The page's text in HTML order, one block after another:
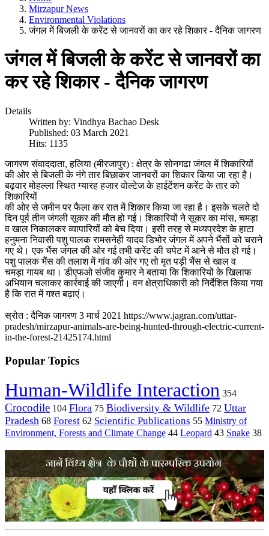
Mirzapur News
Environmental Violations
जंगल में बिजली के करेंट से जानवरों का कर रहे शिकार - दैनिक जागरण
जंगल में बिजली के करेंट से जानवरों का
कर रहे शिकार - दैनिक जागरण
Details
Written by: Vindhya Bachao Desk
Published: 03 March 2021
Hits: 1135
जागरण संवाददाता, हलिया (मीरजापुर) : क्षेत्र के सोनगढा जंगल में शिकारियों
की ओर से बिजली के नंगे तार बिछाकर जानवरों का शिकार किया जा रहा है।
बढ़वार मोहल्ला स्थित ग्यारह हजार वोल्टेज के हाईटेंशन करेंट के तार को
शिकारियों
की ओर से जमीन पर फैला कर रात में शिकार किया जा रहा है। इसके चलते दो
दिन पूर्व तीन जंगली सूकर की मौत हो गई। शिकारियों ने सूकर का मांस, चमड़ा
व खाल निकालकर व्यापारियों को बेच दिया। इसी तरह से मध्यप्रदेश के हाटा
हनुमना निवासी पशु पालक रामसनेही यादव डिभोर जंगल में अपने भैंसों को चराने
गए थे। एक भैंस जंगल की ओर गई तभी करेंट की चपेट में आने से मौत हो गई।
पशु पालक भैंस की तलाश में गांव की ओर गए तो मृत पड़ी भैंस से खाल व
चमड़ा गायब था। डीएफओ संजीव कुमार ने बताया कि शिकारियों के खिलाफ
अभियान चलाकर कार्रवाई की जाएगी। वन क्षेत्राधिकारी को निर्देशित किया गया
है कि रात में गश्त बढ़ाएं।
स्रोत : दैनिक जागरण 3 मार्च 2021 https://www.jagran.com/uttar-
pradesh/mirzapur-animals-are-being-hunted-through-electric-current-
in-the-forest-21425174.html
Popular Topics
Human-Wildlife Interaction 354
Crocodile 104 Flora 75 Biodiversity & Wildlife 72 Uttar
Pradesh 68 Forest 62 Scientific Publications 55 Ministry of
Environment, Forests and Climate Change 44 Leopard 43 Snake 38